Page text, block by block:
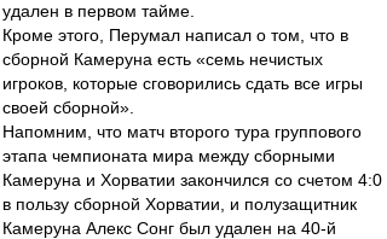
удален в первом тайме.
Кроме этого, Перумал написал о том, что в
сборной Камеруна есть «семь нечистых
игроков, которые сговорились сдать все игры
своей сборной».
Напомним, что матч второго тура группового
этапа чемпионата мира между сборными
Камеруна и Хорватии закончился со счетом 4:0
в пользу сборной Хорватии, и полузащитник
Камеруна Алекс Сонг был удален на 40-й